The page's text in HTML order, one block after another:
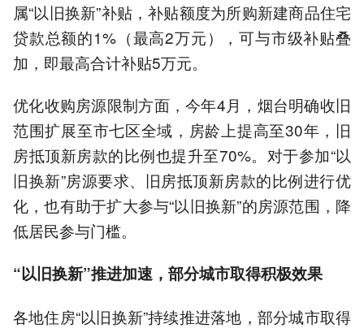
属“以旧换新”补贴，补贴额度为所购新建商品住宅
贷款总额的1%（最高2万元），可与市级补贴叠
加，即最高合计补贴5万元。
优化收购房源限制方面，今年4月，烟台明确收旧
范围扩展至市七区全域，房龄上提高至30年，旧
房抵顶新房款的比例也提升至70%。对于参加“以
旧换新”房源要求、旧房抵顶新房款的比例进行优
化，也有助于扩大参与“以旧换新”的房源范围，降
低居民参与门槛。
“以旧换新”推进加速，部分城市取得积极效果
各地住房“以旧换新”持续推进落地，部分城市取得